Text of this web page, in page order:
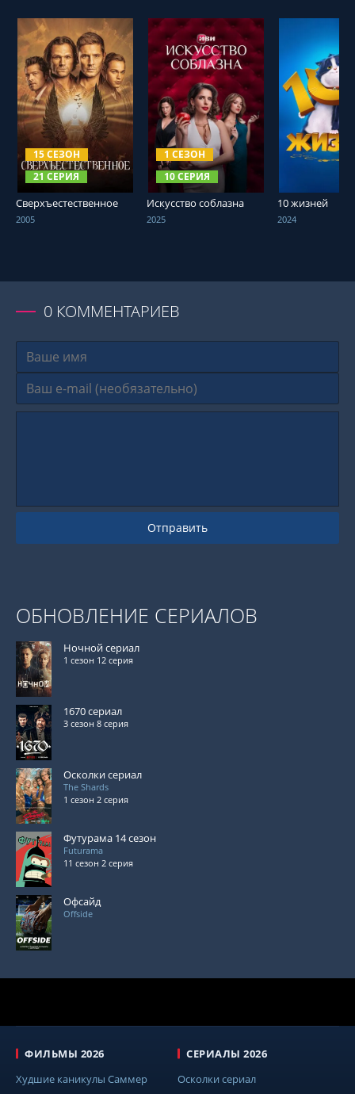
15 СЕЗОН
21 СЕРИЯ
СМОТРЕТЬ ОНЛАЙН
Сверхъестественное
2005
1 СЕЗОН
10 СЕРИЯ
СМОТРЕТЬ ОНЛАЙН
Искусство соблазна
2025
СМОТРЕТЬ
10 жизней
2024
0 КОММЕНТАРИЕВ
Отправить
ОБНОВЛЕНИЕ СЕРИАЛОВ
Ночной сериал
1 сезон 12 серия
1670 сериал
3 сезон 8 серия
Осколки сериал
The Shards
1 сезон 2 серия
Футурама 14 сезон
Futurama
11 сезон 2 серия
Офсайд
Offside
ФИЛЬМЫ 2026
Худшие каникулы Саммер
СЕРИАЛЫ 2026
Осколки сериал